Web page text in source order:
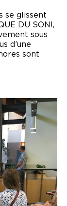
se glissent
DU SON!,
sous
d’une
sont